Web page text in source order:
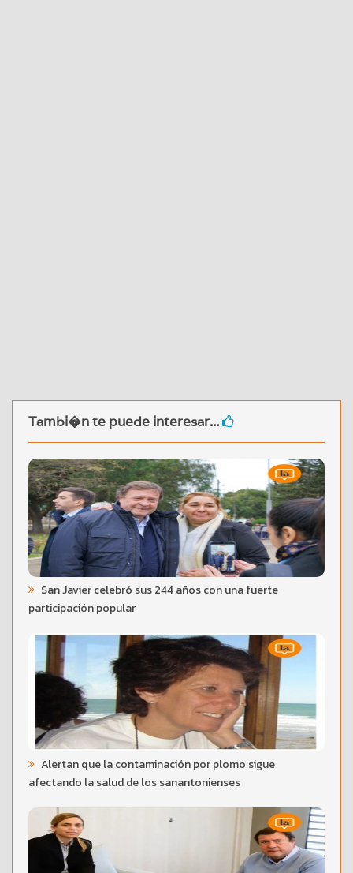
Tambi�n te puede interesar...
San Javier celebró sus 244 años con una fuerte
participación popular
Alertan que la contaminación por plomo sigue
afectando la salud de los sanantonienses